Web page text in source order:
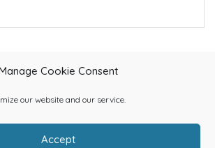
Cookie Consent
our website and our service.
Accept